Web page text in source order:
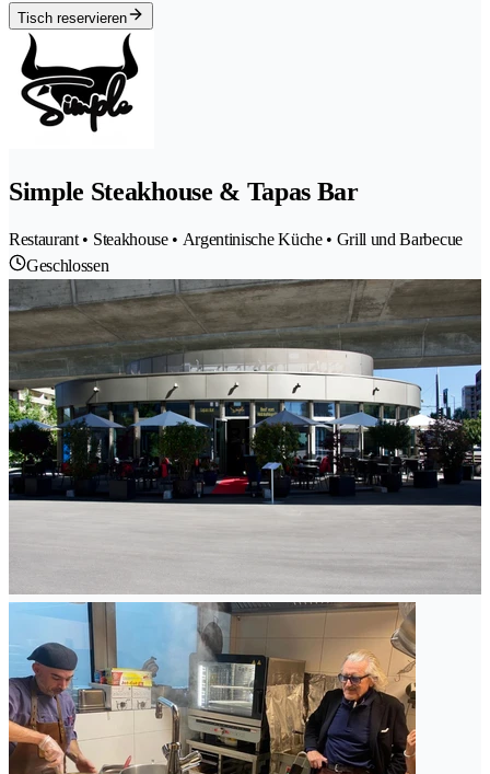
Tisch reservieren
Simple Steakhouse & Tapas Bar
Restaurant • Steakhouse • Argentinische Küche • Grill und Barbecue
Geschlossen